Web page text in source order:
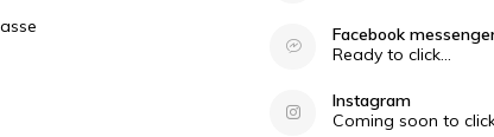
Facebook
Ready to click...
Instagram
Coming soon to